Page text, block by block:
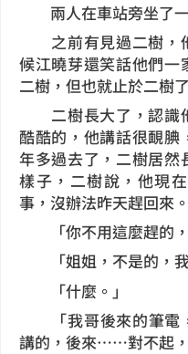
兩人在車站旁坐了一
之前有見過二樹，
候江曉芽還笑話他們一
二樹，但也就止於二樹
二樹長大了，認識
酷酷的，他講話很靦腆
年多過去了，二樹居然
樣子，二樹說，他現
事，沒辦法昨天趕回來。
「你不用這麼趕的，
「姐姐，不是的，
「什麼。」
「我哥後來的筆電
講的，後來……對不起，